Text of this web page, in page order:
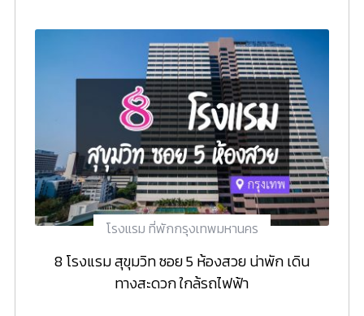
โรงแรม ที่พักกรุงเทพมหานคร
8 โรงแรม สุขุมวิท ซอย 5 ห้องสวย น่าพัก เดิน
ทางสะดวก ใกล้รถไฟฟ้า